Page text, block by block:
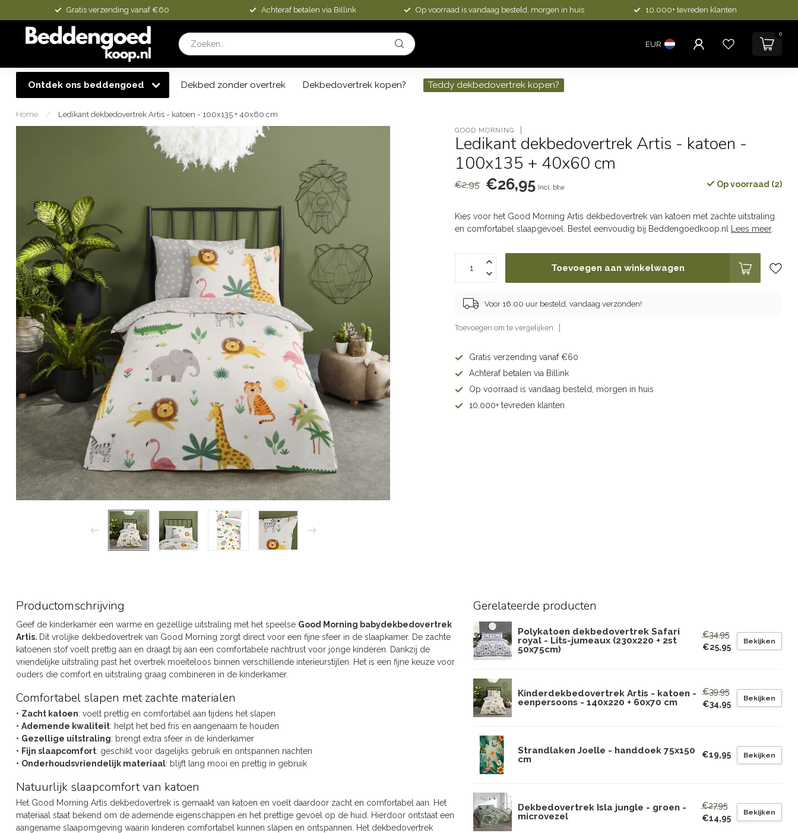
Gratis verzending vanaf €60 Achteraf betalen via Billink Op voorraad is vandaag besteld, morgen in huis 10.000+ tevreden klanten
EUR
0
Ontdek ons beddengoed Dekbed zonder overtrek Dekbedovertrek kopen? Teddy dekbedovertrek kopen?
Home / Ledikant dekbedovertrek Artis - katoen - 100x135 + 40x60 cm
GOOD MORNING
Ledikant dekbedovertrek Artis - katoen -
100x135 + 40x60 cm
€2,95 €26,95 Incl. btw Op voorraad (2)
Kies voor het Good Morning Artis dekbedovertrek van katoen met zachte uitstraling
en comfortabel slaapgevoel. Bestel eenvoudig bij Beddengoedkoop.nl
Lees meer.
Toevoegen aan winkelwagen
Voor 16:00 uur besteld, vandaag verzonden!
Toevoegen om te vergelijken
Gratis verzending vanaf €60
Achteraf betalen via Billink
Op voorraad is vandaag besteld, morgen in huis
10.000+ tevreden klanten
Productomschrijving
Geef de kinderkamer een warme en gezellige uitstraling met het speelse Good Morning babydekbedovertrek
Artis. Dit vrolijke dekbedovertrek van Good Morning zorgt direct voor een fijne sfeer in de slaapkamer. De zachte
katoenen stof voelt prettig aan en draagt bij aan een comfortabele nachtrust voor jonge kinderen. Dankzij de
vriendelijke uitstraling past het overtrek moeiteloos binnen verschillende interieurstijlen. Het is een fijne keuze voor
ouders die comfort en uitstraling graag combineren in de kinderkamer.
Comfortabel slapen met zachte materialen
• Zacht katoen: voelt prettig en comfortabel aan tijdens het slapen
• Ademende kwaliteit: helpt het bed fris en aangenaam te houden
• Gezellige uitstraling: brengt extra sfeer in de kinderkamer
• Fijn slaapcomfort: geschikt voor dagelijks gebruik en ontspannen nachten
• Onderhoudsvriendelijk materiaal: blijft lang mooi en prettig in gebruik
Natuurlijk slaapcomfort van katoen
Het Good Morning Artis dekbedovertrek is gemaakt van katoen en voelt daardoor zacht en comfortabel aan. Het
materiaal staat bekend om de ademende eigenschappen en het prettige gevoel op de huid. Hierdoor ontstaat een
aangename slaapomgeving waarin kinderen comfortabel kunnen slapen en ontspannen. Het dekbedovertrek
Gerelateerde producten
Polykatoen dekbedovertrek Safari
royal - Lits-jumeaux (230x220 + 2st
50x75cm)
€34,95
€25,95
Bekijken
Kinderdekbedovertrek Artis - katoen -
eenpersoons - 140x220 + 60x70 cm
€39,95
€34,95
Bekijken
Strandlaken Joelle - handdoek 75x150
cm
€19,95 Bekijken
Dekbedovertrek Isla jungle - groen -
microvezel
€27,95
€14,95
Bekijken